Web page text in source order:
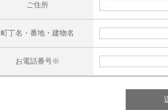
ご住所
町丁名・番地・建物名
お電話番号※